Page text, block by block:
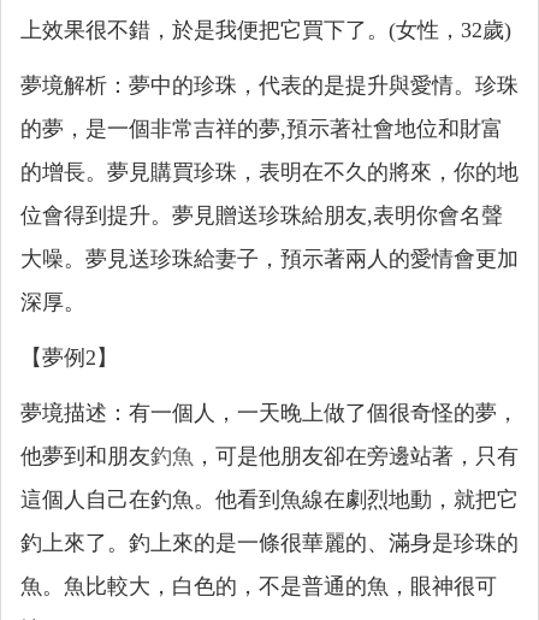
上效果很不錯，於是我便把它買下了。(女性，32歲)
夢境解析：夢中的珍珠，代表的是提升與愛情。珍珠
的夢，是一個非常吉祥的夢,預示著社會地位和財富
的增長。夢見購買珍珠，表明在不久的將來，你的地
位會得到提升。夢見贈送珍珠給朋友,表明你會名聲
大噪。夢見送珍珠給妻子，預示著兩人的愛情會更加
深厚。
【夢例2】
夢境描述：有一個人，一天晚上做了個很奇怪的夢，
他夢到和朋友釣魚 ，可是他朋友卻在旁邊站著，只有
這個人自己在釣魚。他看到魚線在劇烈地動，就把它
釣上來了。釣上來的是一條很華麗的、滿身是珍珠的
魚。魚比較大，白色的，不是普通的魚，眼神很可